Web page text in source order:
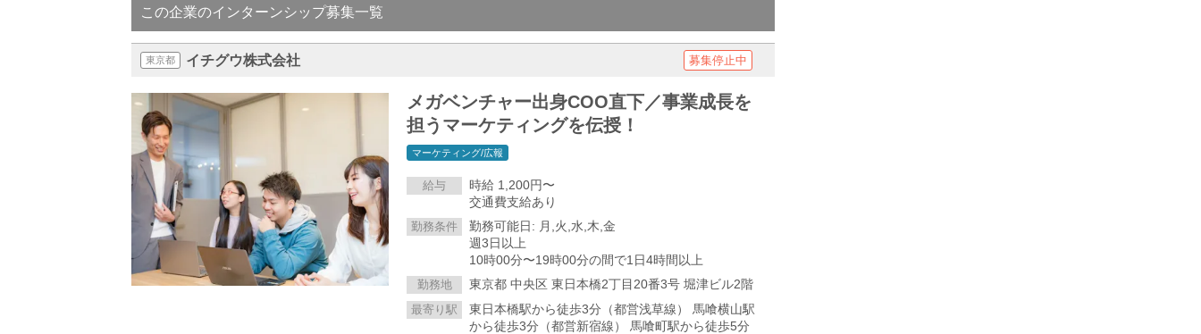
この企業のインターンシップ募集一覧
東京都 イチグウ株式会社 募集停止中
メガベンチャー出身COO直下／事業成長を
担うマーケティングを伝授！
マーケティング/広報
給与
時給 1,200円〜
交通費支給あり
勤務条件
勤務可能日: 月,火,水,木,金
週3日以上
10時00分〜19時00分の間で1日4時間以上
勤務地 東京都 中央区 東日本橋2丁目20番3号 堀津ビル2階
最寄り駅
東日本橋駅から徒歩3分（都営浅草線） 馬喰横山駅
から徒歩3分（都営新宿線） 馬喰町駅から徒歩5分